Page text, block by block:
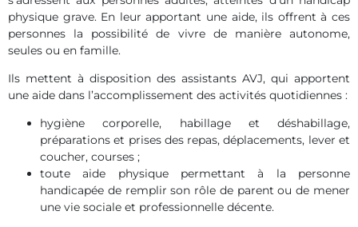
physique grave. En leur apportant une aide, ils offrent à ces
personnes la possibilité de vivre de manière autonome,
seules ou en famille.
Ils mettent à disposition des assistants AVJ, qui apportent
une aide dans l’accomplissement des activités quotidiennes :
hygiène corporelle, habillage et déshabillage,
préparations et prises des repas, déplacements, lever et
coucher, courses ;
toute aide physique permettant à la personne
handicapée de remplir son rôle de parent ou de mener
une vie sociale et professionnelle décente.